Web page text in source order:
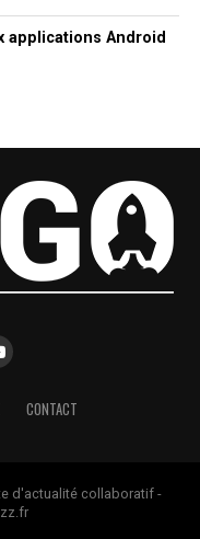
applications Android
CONTACT
d'actualité collaboratif -